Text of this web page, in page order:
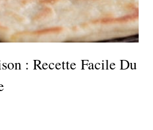
: Recette Facile Du